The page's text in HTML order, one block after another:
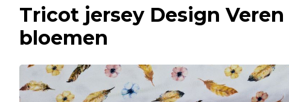
Tricot jersey Design Veren
bloemen